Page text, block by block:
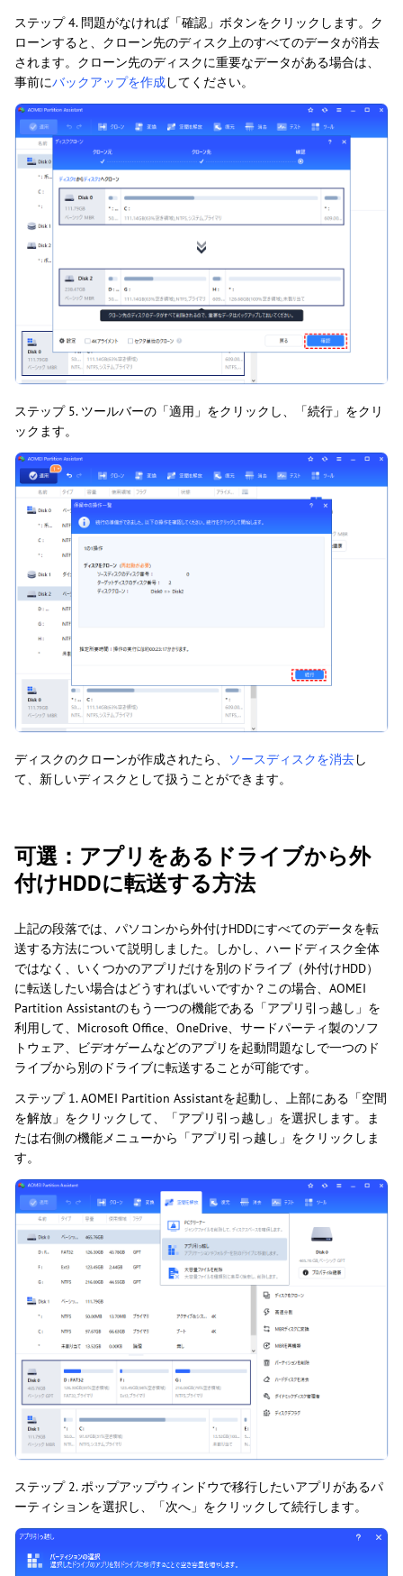
ステップ 4. 問題がなければ「確認」ボタンをクリックします。ク
ローンすると、クローン先のディスク上のすべてのデータが消去
されます。クローン先のディスクに重要なデータがある場合は、
事前にバックアップを作成してください。
ステップ 5. ツールバーの「適用」をクリックし、「続行」をクリ
ックます。
ディスクのクローンが作成されたら、 ソースディスクを消去し
て、新しいディスクとして扱うことができます。
可選：アプリをあるドライブから外
付けHDDに転送する方法
上記の段落では、パソコンから外付けHDDにすべてのデータを転
送する方法について説明しました。しかし、ハードディスク全体
ではなく、いくつかのアプリだけを別のドライブ（外付けHDD）
に転送したい場合はどうすればいいですか？この場合、AOMEI
Partition Assistantのもう一つの機能である「アプリ引っ越し」を
利用して、Microsoft Office、OneDrive、サードパーティ製のソフ
トウェア、ビデオゲームなどのアプリを起動問題なしで一つのド
ライブから別のドライブに転送することが可能です。
ステップ 1. AOMEI Partition Assistantを起動し、上部にある「空間
を解放」をクリックして、「アプリ引っ越し」を選択します。ま
たは右側の機能メニューから「アプリ引っ越し」をクリックしま
す。
ステップ 2. ポップアップウィンドウで移行したいアプリがあるパ
ーティションを選択し、「次へ」をクリックして続行します。